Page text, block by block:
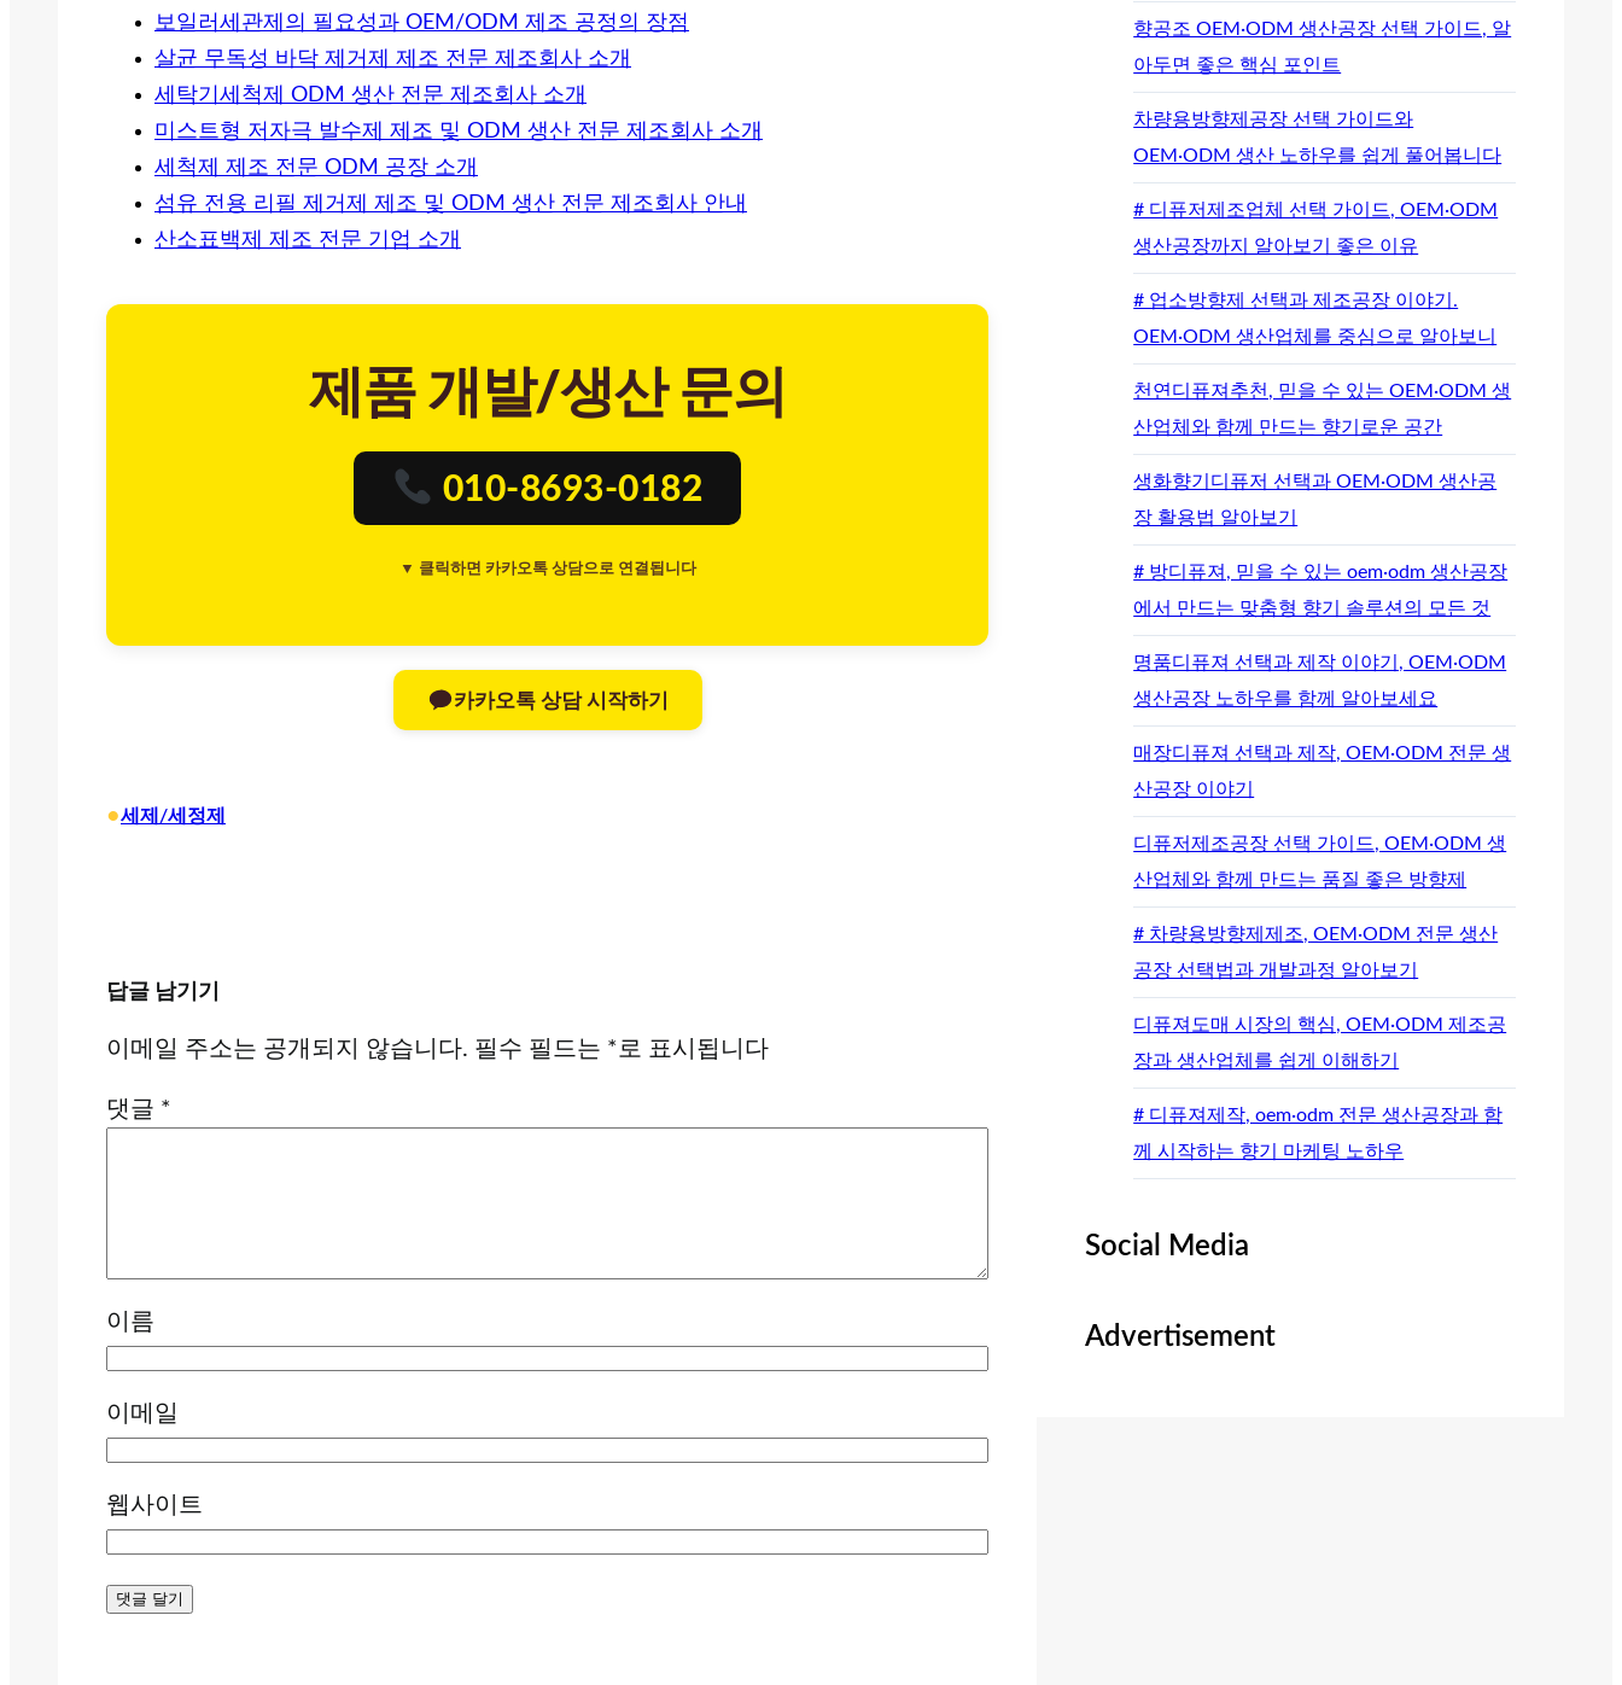
보일러세관제의 필요성과 OEM/ODM 제조 공정의 장점
살균 무독성 바닥 제거제 제조 전문 제조회사 소개
세탁기세척제 ODM 생산 전문 제조회사 소개
미스트형 저자극 발수제 제조 및 ODM 생산 전문 제조회사 소개
세척제 제조 전문 ODM 공장 소개
섬유 전용 리필 제거제 제조 및 ODM 생산 전문 제조회사 안내
산소표백제 제조 전문 기업 소개
제품 개발/생산 문의
010-8693-0182
▼ 클릭하면 카카오톡 상담으로 연결됩니다
카카오톡 상담 시작하기
•세제/세정제
답글 남기기
이메일 주소는 공개되지 않습니다. 필수 필드는 *로 표시됩니다
댓글 *
이름
이메일
웹사이트
향공조 OEM·ODM 생산공장 선택 가이드, 알
아두면 좋은 핵심 포인트
차량용방향제공장 선택 가이드와
OEM·ODM 생산 노하우를 쉽게 풀어봅니다
# 디퓨저제조업체 선택 가이드, OEM·ODM
생산공장까지 알아보기 좋은 이유
# 업소방향제 선택과 제조공장 이야기.
OEM·ODM 생산업체를 중심으로 알아보니
천연디퓨져추천, 믿을 수 있는 OEM·ODM 생
산업체와 함께 만드는 향기로운 공간
생화향기디퓨저 선택과 OEM·ODM 생산공
장 활용법 알아보기
# 방디퓨져, 믿을 수 있는 oem·odm 생산공장
에서 만드는 맞춤형 향기 솔루션의 모든 것
명품디퓨져 선택과 제작 이야기, OEM·ODM
생산공장 노하우를 함께 알아보세요
매장디퓨져 선택과 제작, OEM·ODM 전문 생
산공장 이야기
디퓨저제조공장 선택 가이드, OEM·ODM 생
산업체와 함께 만드는 품질 좋은 방향제
# 차량용방향제제조, OEM·ODM 전문 생산
공장 선택법과 개발과정 알아보기
디퓨져도매 시장의 핵심, OEM·ODM 제조공
장과 생산업체를 쉽게 이해하기
# 디퓨져제작, oem·odm 전문 생산공장과 함
께 시작하는 향기 마케팅 노하우
Social Media
Advertisement